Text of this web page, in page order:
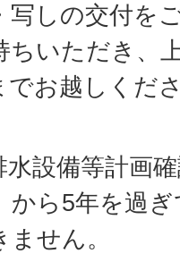
写しの交付を
ちいただき、
でお越しくだ
設備等計画
から5年を過
せん。